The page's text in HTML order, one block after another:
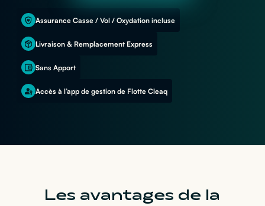
Assurance Casse / Vol / Oxydation incluse
Livraison & Remplacement Express
Sans Apport
Accès à l’app de gestion de Flotte Cleaq
Les avantages de la